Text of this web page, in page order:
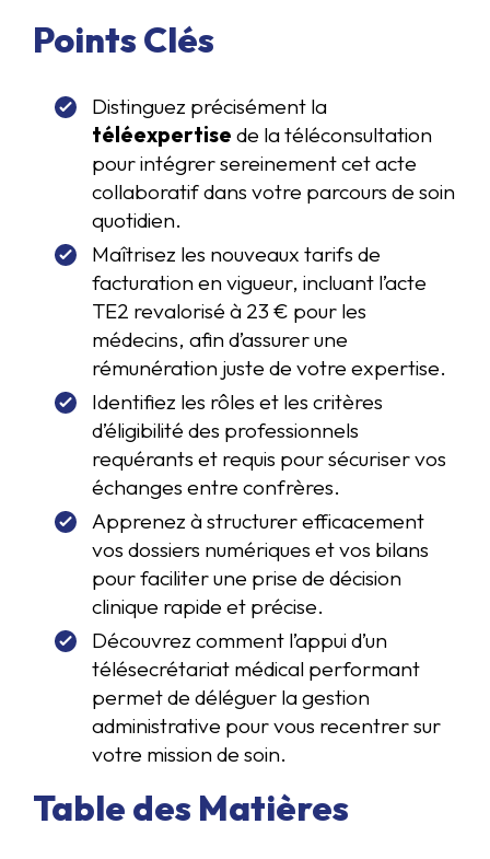
Points Clés
Distinguez précisément la
téléexpertise de la téléconsultation
pour intégrer sereinement cet acte
collaboratif dans votre parcours de soin
quotidien.
Maîtrisez les nouveaux tarifs de
facturation en vigueur, incluant l’acte
TE2 revalorisé à 23 € pour les
médecins, afin d’assurer une
rémunération juste de votre expertise.
Identifiez les rôles et les critères
d’éligibilité des professionnels
requérants et requis pour sécuriser vos
échanges entre confrères.
Apprenez à structurer efficacement
vos dossiers numériques et vos bilans
pour faciliter une prise de décision
clinique rapide et précise.
Découvrez comment l’appui d’un
télésecrétariat médical performant
permet de déléguer la gestion
administrative pour vous recentrer sur
votre mission de soin.
Table des Matières